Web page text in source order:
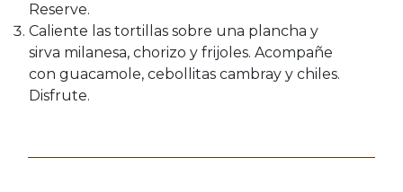
Reserve.
Caliente las tortillas sobre una plancha y
sirva milanesa, chorizo y frijoles. Acompañe
con guacamole, cebollitas cambray y chiles.
Disfrute.